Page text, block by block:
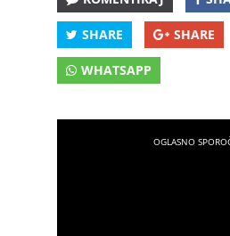
SHARE SHARE
WHATSAPP